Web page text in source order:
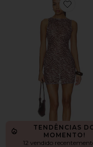
Favorite
TENDÊNCIAS
MOMENTO!
12 vendido